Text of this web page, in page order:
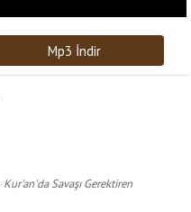
Mp3 İndir
Kur'an'da Savaşı Gerektiren